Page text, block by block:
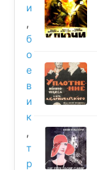
и
,
б
о
е
в
и
к
,
т
р